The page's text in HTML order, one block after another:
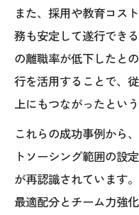
また、採用や教育コス
務も安定して遂行でき
の離職率が低下したと
行を活用することで、
上にもつながったとい
これらの成功事例から
トソーシング範囲の設
が再認識されています
最適配分とチーム力強